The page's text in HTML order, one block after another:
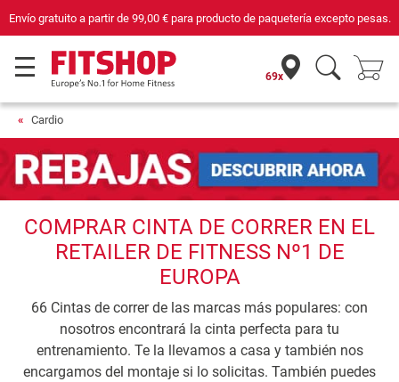
Compra con seguridad en Fitshop, comercio con sello de Confianza Online.
69x
Cardio
COMPRAR CINTA DE CORRER EN EL
RETAILER DE FITNESS Nº1 DE
EUROPA
66 Cintas de correr de las marcas más populares: con
nosotros encontrará la cinta perfecta para tu
entrenamiento. Te la llevamos a casa y también nos
encargamos del montaje si lo solicitas. También puedes